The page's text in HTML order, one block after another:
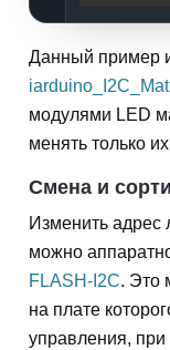
Данный пример
модулями LED
менять только
Смена и
Изменить адрес
можно
FLASH-I2C. Это
на плате
управления,